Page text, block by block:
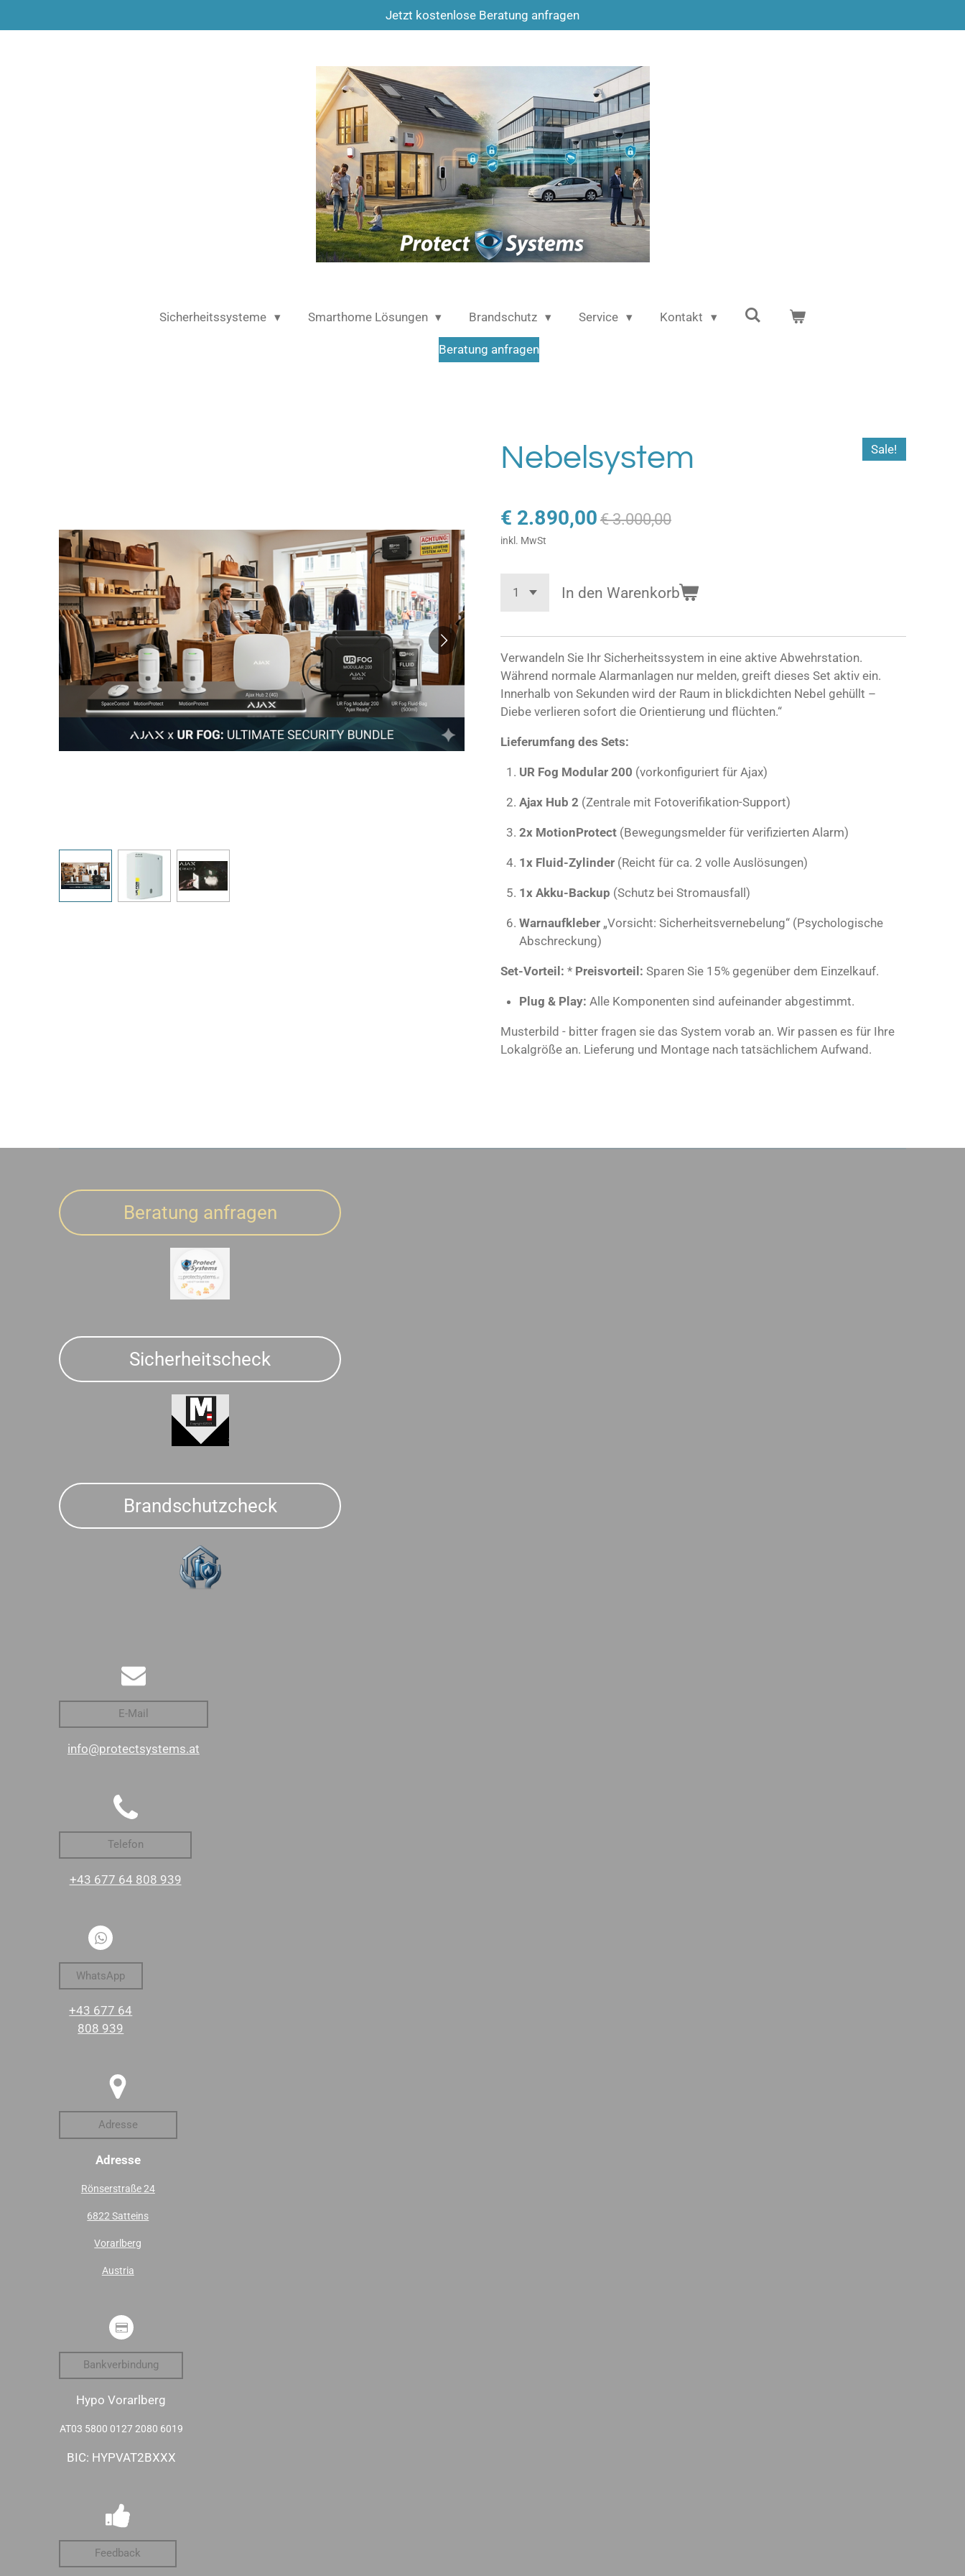
Hauptinhalt
Jetzt kostenlose Beratung anfragen
Sicherheitssysteme Smarthome Lösungen Brandschutz Service Kontakt
Beratung anfragen
Nebelsystem Sale!
€ 2.890,00 € 3.000,00
inkl. MwSt
In den Warenkorb
Verwandeln Sie Ihr Sicherheitssystem in eine aktive Abwehrstation.
Während normale Alarmanlagen nur melden, greift dieses Set aktiv ein.
Innerhalb von Sekunden wird der Raum in blickdichten Nebel gehüllt –
Diebe verlieren sofort die Orientierung und flüchten.“
Lieferumfang des Sets:
UR Fog Modular 200 (vorkonfiguriert für Ajax)
Ajax Hub 2 (Zentrale mit Fotoverifikation-Support)
2x MotionProtect(Bewegungsmelder für verifizierten Alarm)
1x Fluid-Zylinder(Reicht für ca. 2 volle Auslösungen)
1x Akku-Backup (Schutz bei Stromausfall)
Warnaufkleber„Vorsicht: Sicherheitsvernebelung“ (Psychologische
Abschreckung)
Set-Vorteil: * Preisvorteil: Sparen Sie 15% gegenüber dem Einzelkauf.
Plug & Play: Alle Komponenten sind aufeinander abgestimmt.
Musterbild - bitter fragen sie das System vorab an. Wir passen es für Ihre
Lokalgröße an. Lieferung und Montage nach tatsächlichem Aufwand.
Beratung anfragen
Sicherheitscheck
Brandschutzcheck
E-Mail
info@protectsystems.at
Telefon
+43 677 64 808 939
WhatsApp
+43 677 64
808 939
Adresse
Adresse
Rönserstraße 24
6822 Satteins
Vorarlberg
Austria
Bankverbindung
Hypo Vorarlberg
AT03 5800 0127 2080 6019
BIC: HYPVAT2BXXX
Feedback